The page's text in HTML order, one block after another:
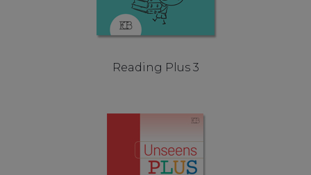
Reading Plus 3